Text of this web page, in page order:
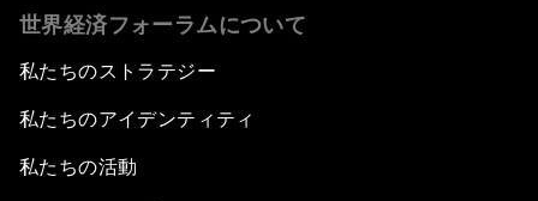
世界経済フォーラムについて
私たちのストラテジー
私たちのアイデンティティ
私たちの活動